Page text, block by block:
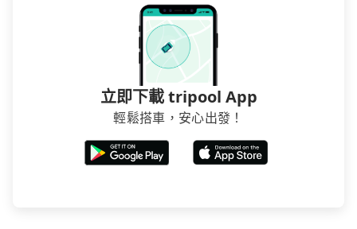
立即下載 tripool App
輕鬆搭車，安心出發！